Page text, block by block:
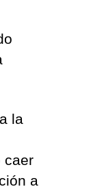
la
caer
a